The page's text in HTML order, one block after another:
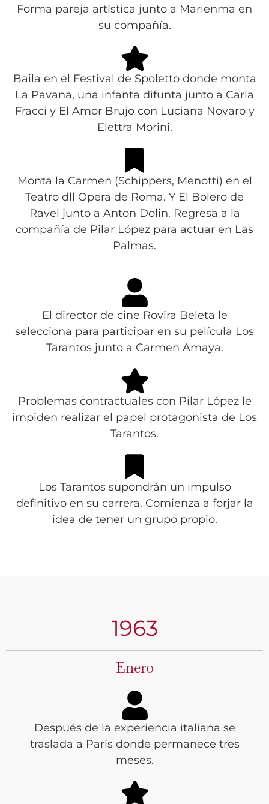
Forma pareja artística junto a Marienma en
su compañía.
Baila en el Festival de Spoletto donde monta
La Pavana, una infanta difunta junto a Carla
Fracci y El Amor Brujo con Luciana Novaro y
Elettra Morini.
Monta la Carmen (Schippers, Menotti) en el
Teatro dll Opera de Roma. Y El Bolero de
Ravel junto a Anton Dolin. Regresa a la
compañía de Pilar López para actuar en Las
Palmas.
El director de cine Rovira Beleta le
selecciona para participar en su película Los
Tarantos junto a Carmen Amaya.
Problemas contractuales con Pilar López le
impiden realizar el papel protagonista de Los
Tarantos.
Los Tarantos supondrán un impulso
definitivo en su carrera. Comienza a forjar la
idea de tener un grupo propio.
1963
Enero
Después de la experiencia italiana se
traslada a París donde permanece tres
meses.